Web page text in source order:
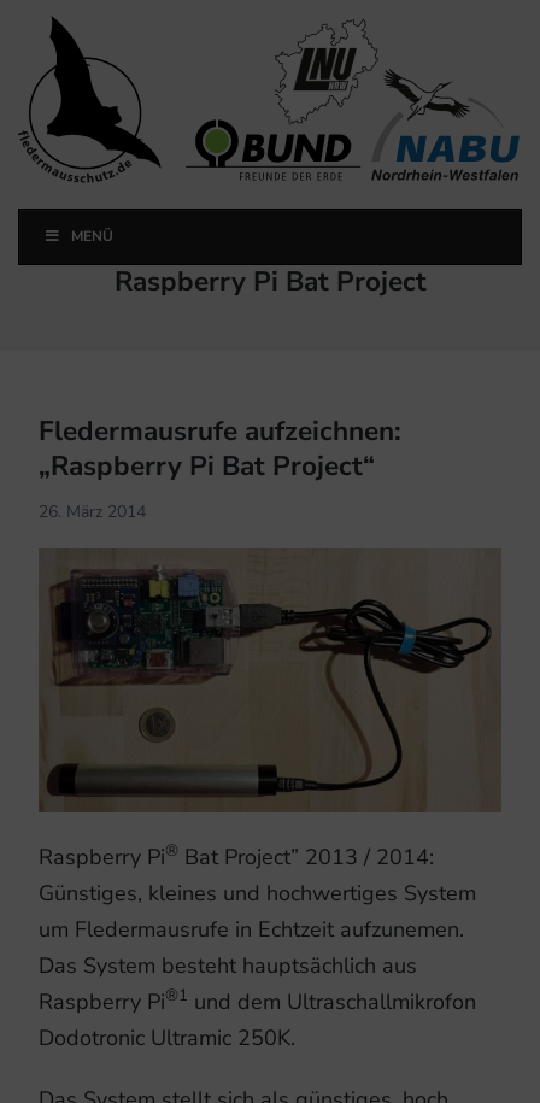
Landesfachausschuss
Fledermausschutz NRW
Landesfachausschuss Fledermausschutz NRW
MENÜ
Schlagwort:
Raspberry Pi Bat Project
Fledermausrufe aufzeichnen:
„Raspberry Pi Bat Project“
26. März 2014
Raspberry Pi® Bat Project” 2013 / 2014:
Günstiges, kleines und hochwertiges System
um Fledermausrufe in Echtzeit aufzunemen.
Das System besteht hauptsächlich aus
Raspberry Pi®1 und dem Ultraschallmikrofon
Dodotronic Ultramic 250K.